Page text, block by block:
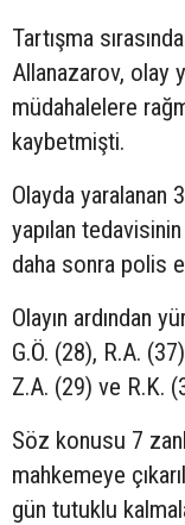
Tartışma
Allanazarov, olay
müdahalelere
kaybetmişti.
Olayda yaralanan
yapılan tedavisinin
daha sonra polis
Olayın ardından
G.Ö. (28), R.A.
Z.A. (29) ve R.K.
Söz konusu 7
mahkemeye
gün tutuklu